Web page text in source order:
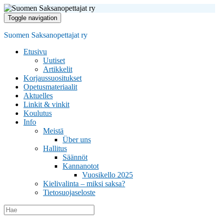
Toggle navigation
Suomen Saksanopettajat ry
Etusivu
Uutiset
Artikkelit
Korjaussuositukset
Opetusmateriaalit
Aktuelles
Linkit & vinkit
Koulutus
Info
Meistä
Über uns
Hallitus
Säännöt
Kannanotot
Vuosikello 2025
Kielivalinta – miksi saksa?
Tietosuojaseloste
Search
for: